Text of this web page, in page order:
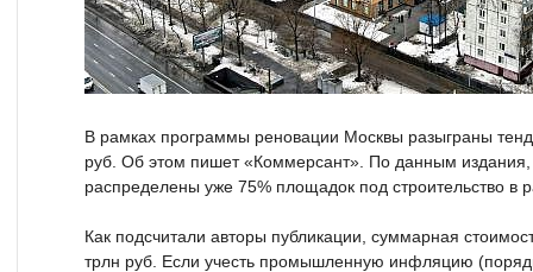
В рамках программы реновации Москвы разыграны
руб. Об этом пишет «Коммерсант». По данным
распределены уже 75% площадок под строительство в
Как подсчитали авторы публикации, суммарная
трлн руб. Если учесть промышленную инфляцию